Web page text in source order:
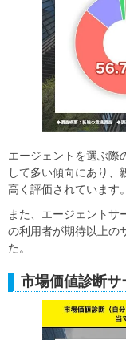
エージェントを選ぶ際
して多い傾向にあり、
高く評価されています。
また、エージェントサ
の利用者が期待以上の
た。
市場価値診断